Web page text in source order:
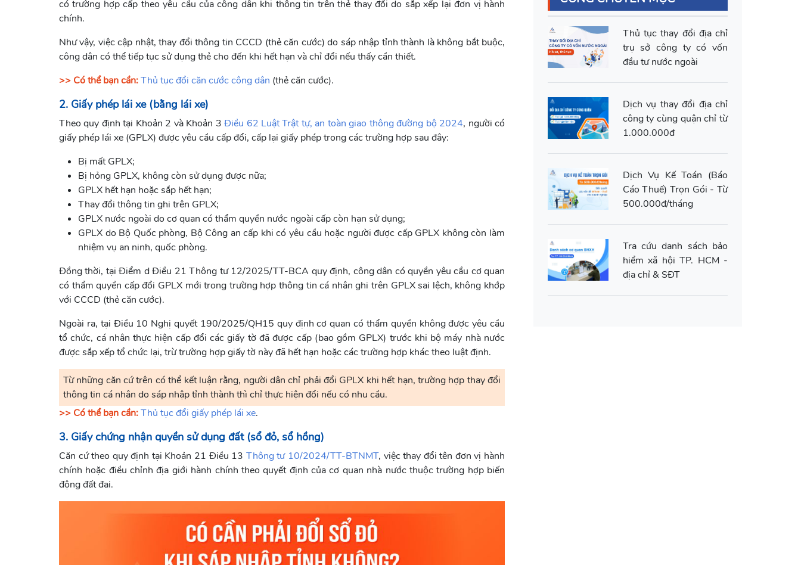
có trường hợp cấp theo yêu cầu của công dân khi thông tin trên thẻ thay đổi do sắp xếp lại đơn vị hành
chính.
Như vậy, việc cập nhật, thay đổi thông tin CCCD (thẻ căn cước) do sáp nhập tỉnh thành là không bắt buộc,
công dân có thể tiếp tục sử dụng thẻ cho đến khi hết hạn và chỉ đổi nếu thấy cần thiết.
>> Có thể bạn cần:Thủ tục đổi căn cước công dân (thẻ căn cước).
2. Giấy phép lái xe (bằng lái xe)
Theo quy định tại Khoản 2 và Khoản 3Điều 62 Luật Trật tự, an toàn giao thông đường bộ 2024, người có
giấy phép lái xe (GPLX) được yêu cầu cấp đổi, cấp lại giấy phép trong các trường hợp sau đây:
Bị mất GPLX;
Bị hỏng GPLX, không còn sử dụng được nữa;
GPLX hết hạn hoặc sắp hết hạn;
Thay đổi thông tin ghi trên GPLX;
GPLX nước ngoài do cơ quan có thẩm quyền nước ngoài cấp còn hạn sử dụng;
GPLX do Bộ Quốc phòng, Bộ Công an cấp khi có yêu cầu hoặc người được cấp GPLX không còn làm
nhiệm vụ an ninh, quốc phòng.
Đồng thời, tại Điểm d Điều 21 Thông tư 12/2025/TT-BCA quy định, công dân có quyền yêu cầu cơ quan
có thẩm quyền cấp đổi GPLX mới trong trường hợp thông tin cá nhân ghi trên GPLX sai lệch, không khớp
với CCCD (thẻ căn cước).
Ngoài ra, tại Điều 10 Nghị quyết 190/2025/QH15 quy định cơ quan có thẩm quyền không được yêu cầu
tổ chức, cá nhân thực hiện cấp đổi các giấy tờ đã được cấp (bao gồm GPLX) trước khi bộ máy nhà nước
được sắp xếp tổ chức lại, trừ trường hợp giấy tờ này đã hết hạn hoặc các trường hợp khác theo luật định.
Từ những căn cứ trên có thể kết luận rằng, người dân chỉ phải đổi GPLX khi hết hạn, trường hợp thay đổi
thông tin cá nhân do sáp nhập tỉnh thành thì chỉ thực hiện đổi nếu có nhu cầu.
>> Có thể bạn cần:Thủ tục đổi giấy phép lái xe.
3. Giấy chứng nhận quyền sử dụng đất (sổ đỏ, sổ hồng)
Căn cứ theo quy định tại Khoản 21 Điều 13 Thông tư 10/2024/TT-BTNMT, việc thay đổi tên đơn vị hành
chính hoặc điều chỉnh địa giới hành chính theo quyết định của cơ quan nhà nước thuộc trường hợp biến
động đất đai.
Thủ tục thay đổi địa chỉ
trụ sở công ty có vốn
đầu tư nước ngoài
Dịch vụ thay đổi địa chỉ
công ty cùng quận chỉ từ
1.000.000đ
Dịch Vụ Kế Toán (Báo
Cáo Thuế) Trọn Gói - Từ
500.000đ/tháng
Tra cứu danh sách bảo
hiểm xã hội TP. HCM -
địa chỉ & SĐT